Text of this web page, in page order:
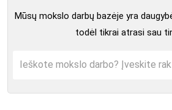
Mūsų mokslo darbų bazėje yra
todėl tikrai atrasi sau